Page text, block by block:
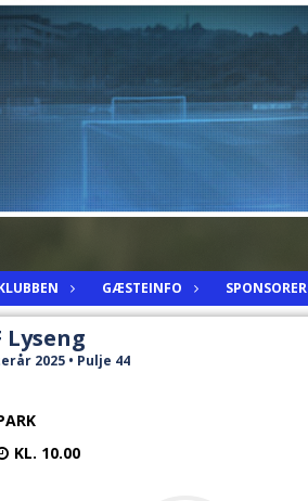
GÆSTEINFO SPONSORER
Lyseng
2025 • Pulje 44
KL. 10.00